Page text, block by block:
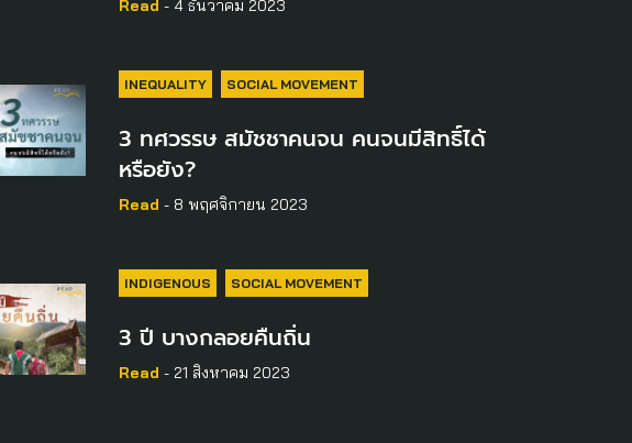
Read - 4 ธันวาคม 2023
INEQUALITY SOCIAL MOVEMENT
3 ทศวรรษ สมัชชาคนจน คนจนมีสิทธิ์ได้
หรือยัง?
Read - 8 พฤศจิกายน 2023
INDIGENOUS SOCIAL MOVEMENT
3 ปี บางกลอยคืนถิ่น
Read - 21 สิงหาคม 2023